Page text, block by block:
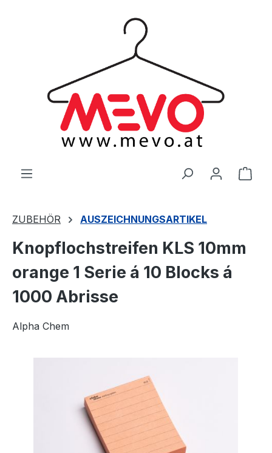
ZUBEHÖR AUSZEICHNUNGSARTIKEL
Knopflochstreifen KLS 10mm
orange 1 Serie á 10 Blocks á
1000 Abrisse
Alpha Chem